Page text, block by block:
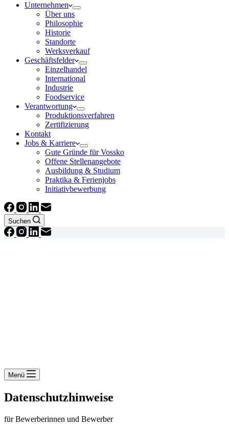
Unternehmen
Über uns
Philosophie
Historie
Standorte
Werksverkauf
Geschäftsfelder
Einzelhandel
International
Industrie
Foodservice
Verantwortung
Produktionsverfahren
Zertifizierung
Kontakt
Jobs & Karriere
Gute Gründe für Vossko
Offene Stellenangebote
Ausbildung & Studium
Praktika & Ferienjobs
Initiativbewerbung
Suchen
Menü
Datenschutzhinweise
für Bewerberinnen und Bewerber